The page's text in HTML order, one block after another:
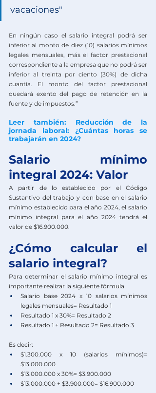
vacaciones"
En ningún caso el salario integral podrá ser
inferior al monto de diez (10) salarios mínimos
legales mensuales, más el factor prestacional
correspondiente a la empresa que no podrá ser
inferior al treinta por ciento (30%) de dicha
cuantía. El monto del factor prestacional
quedará exento del pago de retención en la
fuente y de impuestos.”
Leer también: Reducción de la
jornada laboral: ¿Cuántas horas se
trabajarán en 2024?
Salario mínimo
integral 2024: Valor
A partir de lo establecido por el Código
Sustantivo del trabajo y con base en el salario
mínimo establecido para el año 2024, el salario
mínimo integral para el año 2024 tendrá el
valor de $16.900.000.
¿Cómo calcular el
salario integral?
Para determinar el salario mínimo integral es
importante realizar la siguiente fórmula
Salario base 2024 x 10 salarios mínimos
legales mensuales= Resultado 1
Resultado 1 x 30%= Resultado 2
Resultado 1 + Resultado 2= Resultado 3
Es decir:
$1.300.000 x 10 (salarios mínimos)=
$13.000.000
$13.000.000 x 30%= $3.900.000
$13.000.000 + $3.900.000= $16.900.000